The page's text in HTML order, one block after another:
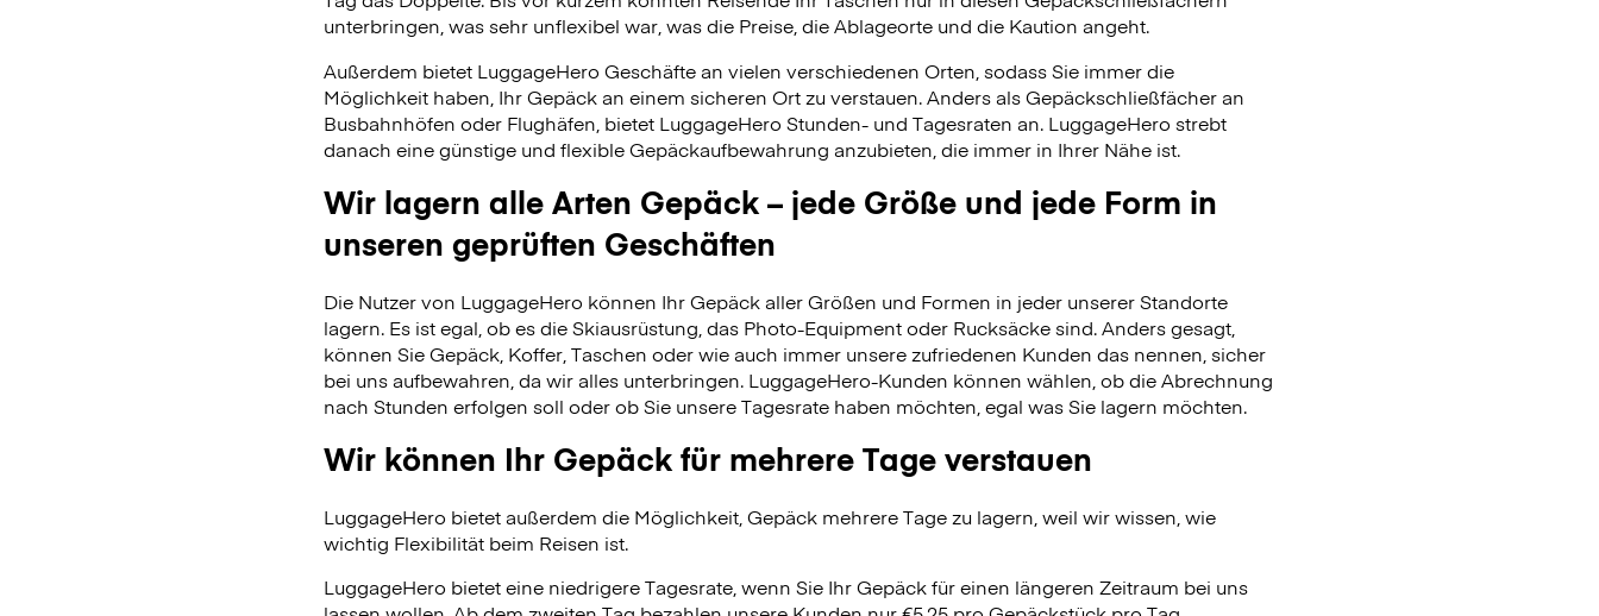
unterbringen, was sehr unflexibel war, was die Preise, die Ablageorte und die Kaution angeht.
Außerdem bietet LuggageHero Geschäfte an vielen verschiedenen Orten, sodass Sie immer die
Möglichkeit haben, Ihr Gepäck an einem sicheren Ort zu verstauen. Anders als Gepäckschließfächer an
Busbahnhöfen oder Flughäfen, bietet LuggageHero Stunden- und Tagesraten an. LuggageHero strebt
danach eine günstige und flexible Gepäckaufbewahrung anzubieten, die immer in Ihrer Nähe ist.
Wir lagern alle Arten Gepäck – jede Größe und jede Form in
unseren geprüften Geschäften
Die Nutzer von LuggageHero können Ihr Gepäck aller Größen und Formen in jeder unserer Standorte
lagern. Es ist egal, ob es die Skiausrüstung, das Photo-Equipment oder Rucksäcke sind. Anders gesagt,
können Sie Gepäck, Koffer, Taschen oder wie auch immer unsere zufriedenen Kunden das nennen, sicher
bei uns aufbewahren, da wir alles unterbringen. LuggageHero-Kunden können wählen, ob die Abrechnung
nach Stunden erfolgen soll oder ob Sie unsere Tagesrate haben möchten, egal was Sie lagern möchten.
Wir können Ihr Gepäck für mehrere Tage verstauen
LuggageHero bietet außerdem die Möglichkeit, Gepäck mehrere Tage zu lagern, weil wir wissen, wie
wichtig Flexibilität beim Reisen ist.
LuggageHero bietet eine niedrigere Tagesrate, wenn Sie Ihr Gepäck für einen längeren Zeitraum bei uns